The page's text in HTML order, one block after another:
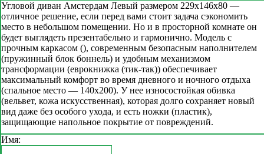
Угловой диван Амстердам Левый размером 229x146x80 —
отличное решение, если перед вами стоит задача сэкономить
место в небольшом помещении. Но и в просторной комнате он
будет выглядеть презентабельно и гармонично. Модель с
прочным каркасом (), современным безопасным наполнителем
(пружинный блок боннель) и удобным механизмом
трансформации (еврокнижка (тик-так)) обеспечивает
максимальный комфорт во время дневного и ночного отдыха
(спальное место — 140x200). У нее износостойкая обивка
(вельвет, кожа искусственная), которая долго сохраняет новый
вид даже без особого ухода, и есть ножки (пластик),
защищающие напольное покрытие от повреждений.
Имя: